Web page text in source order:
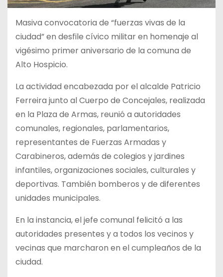
Masiva convocatoria de “fuerzas vivas de la
ciudad” en desfile cívico militar en homenaje al
vigésimo primer aniversario de la comuna de
Alto Hospicio.
La actividad encabezada por el alcalde Patricio
Ferreira junto al Cuerpo de Concejales, realizada
en la Plaza de Armas, reunió a autoridades
comunales, regionales, parlamentarios,
representantes de Fuerzas Armadas y
Carabineros,además de colegios y jardines
infantiles, organizaciones sociales, culturales y
deportivas. También bomberos y de diferentes
unidades municipales.
En la instancia, el jefe comunal felicitó a las
autoridades presentes y a todos los vecinos y
vecinas que marcharon en el cumpleaños de la
ciudad.